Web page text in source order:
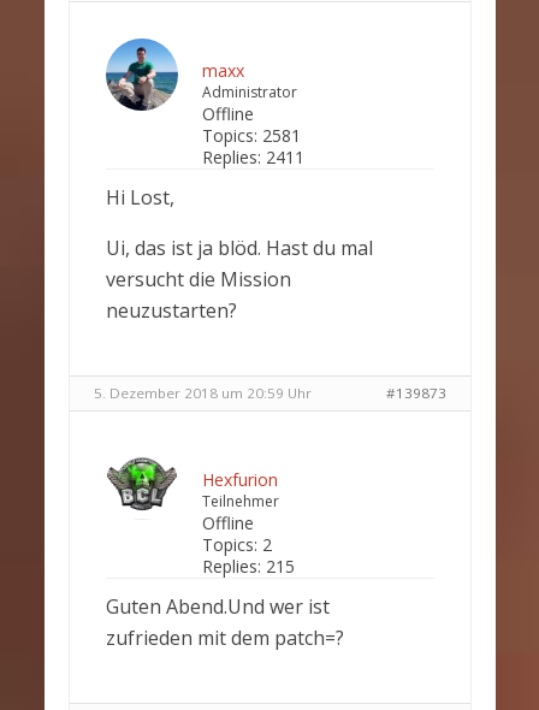
maxx
Administrator
Offline
Topics: 2581
Replies: 2411
Hi Lost,
Ui, das ist ja blöd. Hast du mal
versucht die Mission
neuzustarten?
5. Dezember 2018 um 20:59 Uhr #139873
Hexfurion
Teilnehmer
Offline
Topics: 2
Replies: 215
Guten Abend.Und wer ist
zufrieden mit dem patch=?